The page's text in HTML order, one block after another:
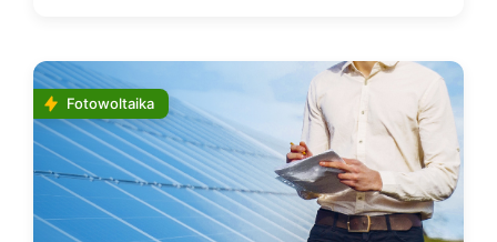
Fotowoltaika